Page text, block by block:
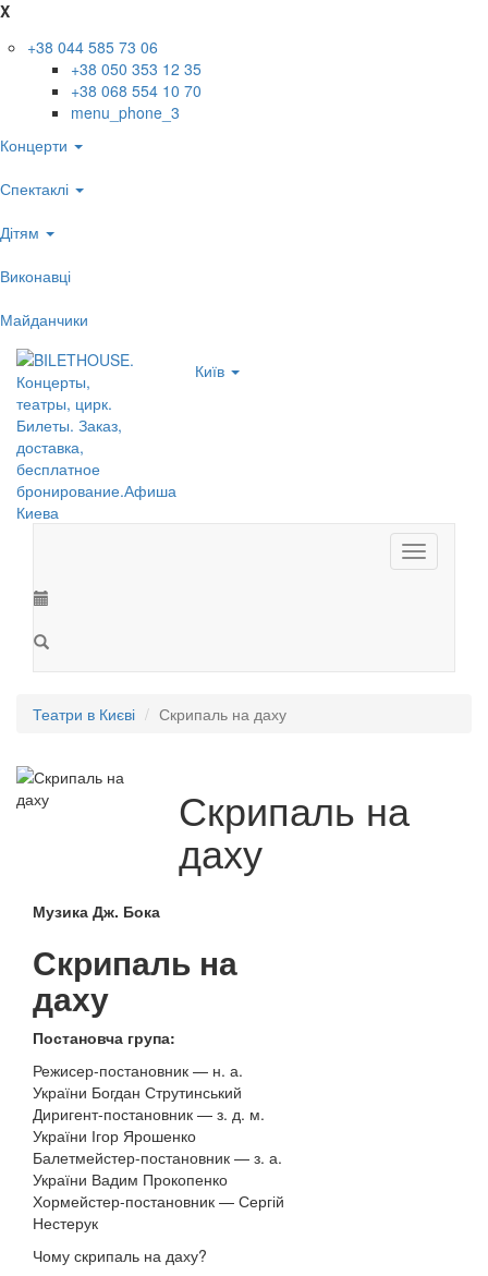
X
+38 044 585 73 06
+38 050 353 12 35
+38 068 554 10 70
menu_phone_3
Концерти
Спектаклі
Дітям
Виконавці
Майданчики
Київ
Toggle
navigation
Театри в Києві Скрипаль на даху
Скрипаль на
даху
Музика Дж. Бока
Скрипаль на
даху
Постановча група:
Режисер-постановник — н. а.
України Богдан Струтинський
Диригент-постановник — з. д. м.
України Ігор Ярошенко
Балетмейстер-постановник — з. а.
України Вадим Прокопенко
Хормейстер-постановник — Сергій
Нестерук
Чому скрипаль на даху?